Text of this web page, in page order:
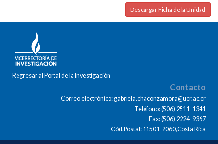
Descargar Ficha de la Unidad
Regresar al Portal de la Investigación
Contacto
Correo electrónico: gabriela.chaconzamora@ucr.ac.cr
Teléfono: (506) 2511-1341
Fax: (506) 2224-9367
Cód.Postal: 11501-2060,Costa Rica